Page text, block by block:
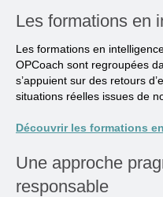
Les formations en
Les formations en
OPCoach sont regroupées
s’appuient sur des retours
situations réelles issues de
Découvrir les formations
Une approche
responsable